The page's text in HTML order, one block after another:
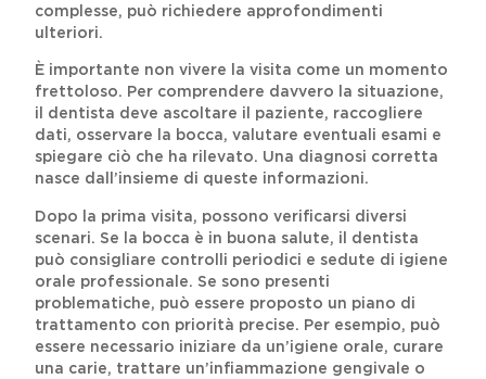
complesse, può richiedere approfondimenti
ulteriori.
È importante non vivere la visita come un momento
frettoloso. Per comprendere davvero la situazione,
il dentista deve ascoltare il paziente, raccogliere
dati, osservare la bocca, valutare eventuali esami e
spiegare ciò che ha rilevato. Una diagnosi corretta
nasce dall’insieme di queste informazioni.
Dopo la prima visita, possono verificarsi diversi
scenari. Se la bocca è in buona salute, il dentista
può consigliare controlli periodici e sedute di igiene
orale professionale. Se sono presenti
problematiche, può essere proposto un piano di
trattamento con priorità precise. Per esempio, può
essere necessario iniziare da un’igiene orale, curare
una carie, trattare un’infiammazione gengivale o